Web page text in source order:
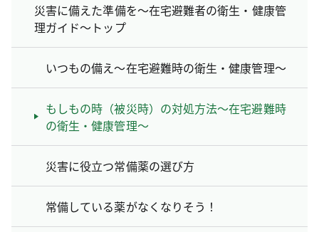
災害に備えた準備を～在宅避難者の衛生・健康管
理ガイド～トップ
いつもの備え～在宅避難時の衛生・健康管理～
もしもの時（被災時）の対処方法～在宅避難時
の衛生・健康管理～
災害に役立つ常備薬の選び方
常備している薬がなくなりそう！